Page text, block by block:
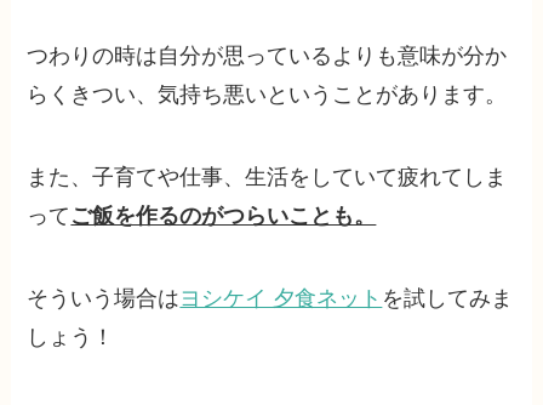
つわりの時は自分が思っているよりも意味が分か
らくきつい、気持ち悪いということがあります。
また、子育てや仕事、生活をしていて疲れてしま
って ご飯を作るのがつらいことも。
そういう場合はヨシケイ 夕食ネット を試してみま
しょう！